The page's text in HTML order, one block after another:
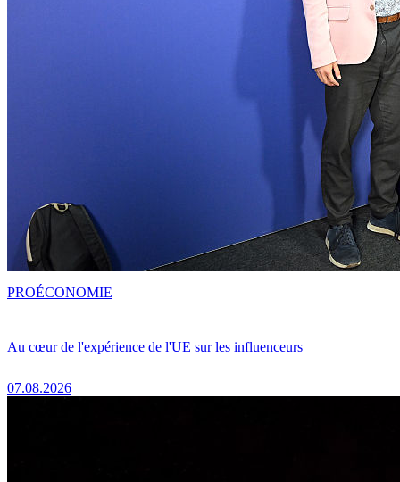
Au cœur de l'expérience de l'UE sur les influenceurs
07.08.2026
PROÉCONOMIE